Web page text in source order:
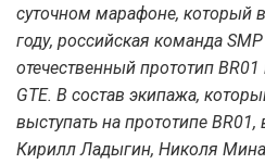
суточном марафоне, который
году, российская команда
отечественный прототип
GTE. В состав экипажа,
выступать на прототипе
Кирилл Ладыгин, Николя